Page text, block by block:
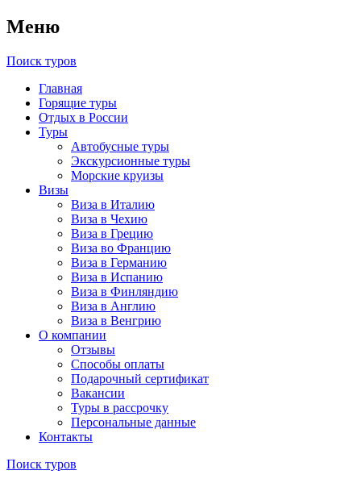
Меню
Поиск туров
Главная
Горящие туры
Отдых в России
Туры
Автобусные туры
Экскурсионные туры
Морские круизы
Визы
Виза в Италию
Виза в Чехию
Виза в Грецию
Виза во Францию
Виза в Германию
Виза в Испанию
Виза в Финляндию
Виза в Англию
Виза в Венгрию
О компании
Отзывы
Способы оплаты
Подарочный сертификат
Вакансии
Туры в рассрочку
Персональные данные
Контакты
Поиск туров